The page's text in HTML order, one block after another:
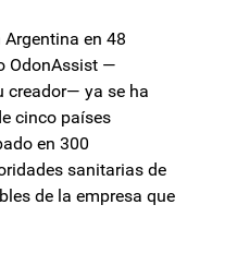
en 48
OdonAssist —
creador— ya se ha
cinco países
en 300
sanitarias de
de la empresa que